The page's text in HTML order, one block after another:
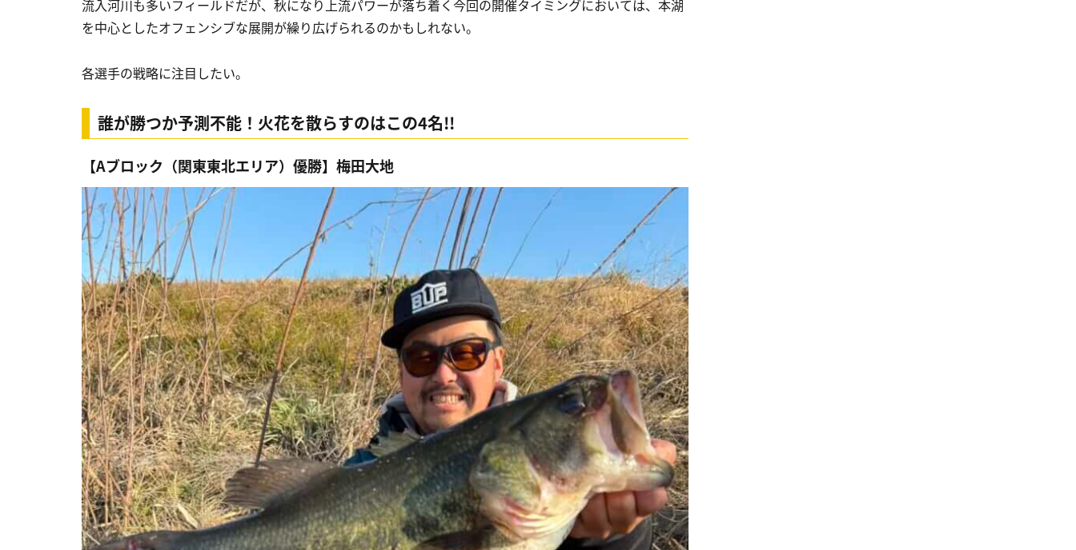
流入河川も多いフィールドだが、秋になり上流パワーが落ち着く今回の開催タイミングにおいては、本湖
を中心としたオフェンシブな展開が繰り広げられるのかもしれない。
各選手の戦略に注目したい。
誰が勝つか予測不能！火花を散らすのはこの4名!!
【Aブロック（関東東北エリア）優勝】梅田大地